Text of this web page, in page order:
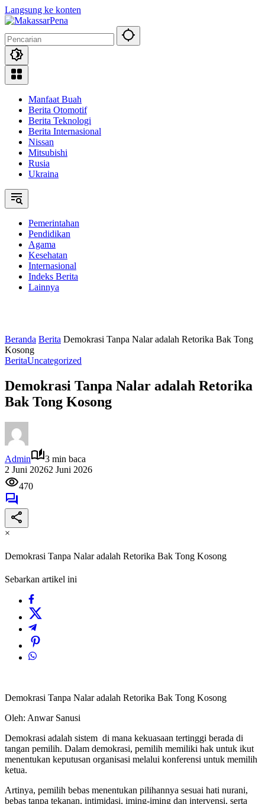
Langsung ke konten
Manfaat Buah
Berita Otomotif
Berita Teknologi
Berita Internasional
Nissan
Mitsubishi
Rusia
Ukraina
Pemerintahan
Pendidikan
Agama
Kesehatan
Internasional
Indeks Berita
Lainnya
Beranda Berita Demokrasi Tanpa Nalar adalah Retorika Bak Tong
Kosong
BeritaUncategorized
Demokrasi Tanpa Nalar adalah Retorika
Bak Tong Kosong
Admin
3 min baca
2 Juni 20262 Juni 2026
470
×
Demokrasi Tanpa Nalar adalah Retorika Bak Tong Kosong
Sebarkan artikel ini
Demokrasi Tanpa Nalar adalah Retorika Bak Tong Kosong
Oleh: Anwar Sanusi
Demokrasi adalah sistem di mana kekuasaan tertinggi berada di
tangan pemilih. Dalam demokrasi, pemilih memiliki hak untuk ikut
menentukan keputusan organisasi melalui konferensi untuk memilih
ketua.
Artinya, pemilih bebas menentukan pilihannya sesuai hati nurani,
bebas tanpa tekanan, intimidasi, iming-iming dan intervensi, serta